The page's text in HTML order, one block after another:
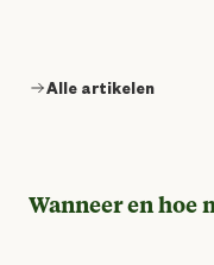
Alle artikelen
Wanneer en hoe